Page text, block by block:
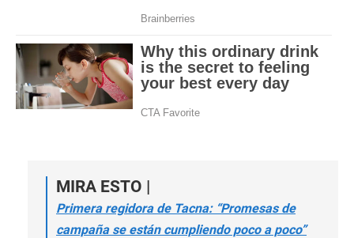
MIRA ESTO |
Primera regidora de Tacna: “Promesas de
campaña se están cumpliendo poco a poco”